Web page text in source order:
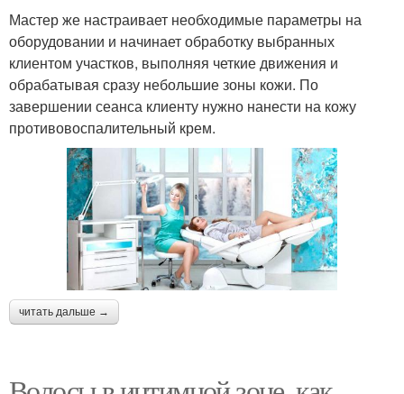
Мастер же настраивает необходимые параметры на
оборудовании и начинает обработку выбранных
клиентом участков, выполняя четкие движения и
обрабатывая сразу небольшие зоны кожи. По
завершении сеанса клиенту нужно нанести на кожу
противовоспалительный крем.
читать дальше →